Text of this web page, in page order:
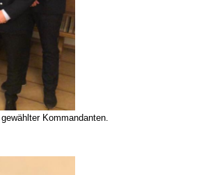
Kommandanten.